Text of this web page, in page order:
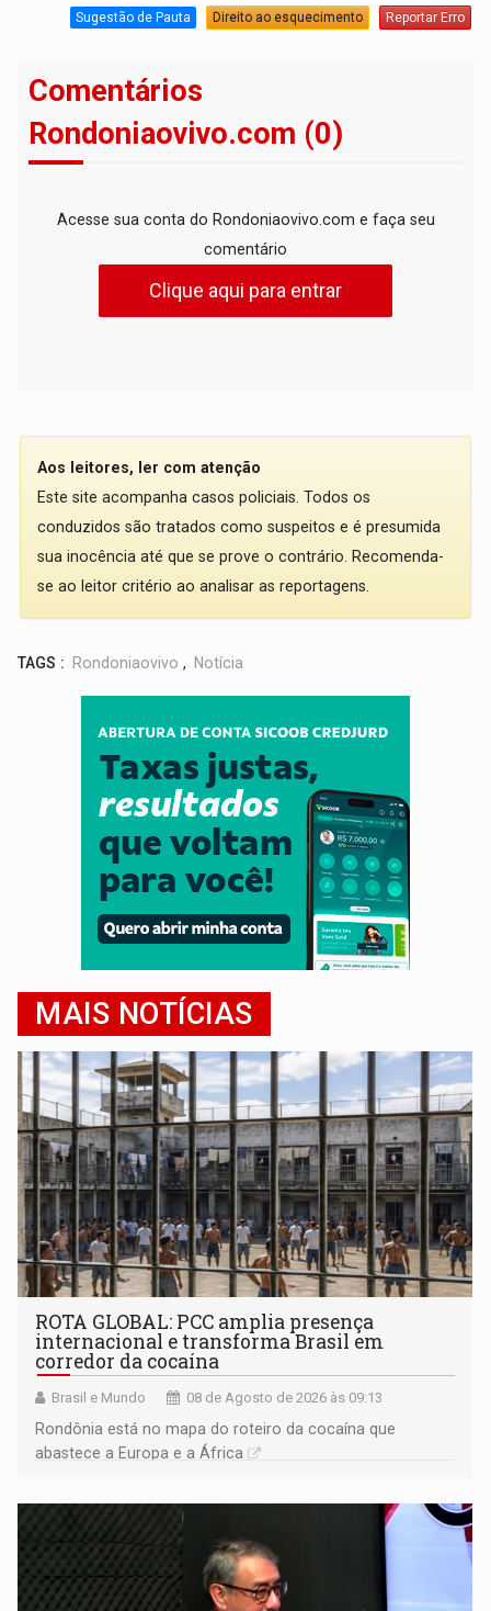
Sugestão de Pauta Direito ao esquecimento Reportar Erro
Comentários
Rondoniaovivo.com (0)
Acesse sua conta do Rondoniaovivo.com e faça seu
comentário
Clique aqui para entrar
Aos leitores, ler com atenção
Este site acompanha casos policiais. Todos os
conduzidos são tratados como suspeitos e é presumida
sua inocência até que se prove o contrário. Recomenda-
se ao leitor critério ao analisar as reportagens.
TAGS : Rondoniaovivo , Notícia
MAIS NOTÍCIAS
ROTA GLOBAL: PCC amplia presença
internacional e transforma Brasil em
corredor da cocaína
Brasil e Mundo 08 de Agosto de 2026 às 09:13
Rondônia está no mapa do roteiro da cocaína que
abastece a Europa e a África